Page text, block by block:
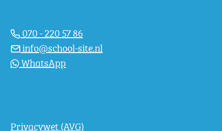
070 - 220 57 86
info@school-site.nl
WhatsApp
Privacywet (AVG)